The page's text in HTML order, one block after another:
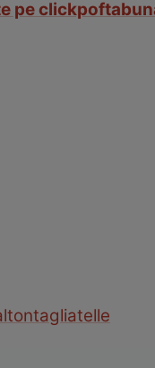
pe
tontagliatelle